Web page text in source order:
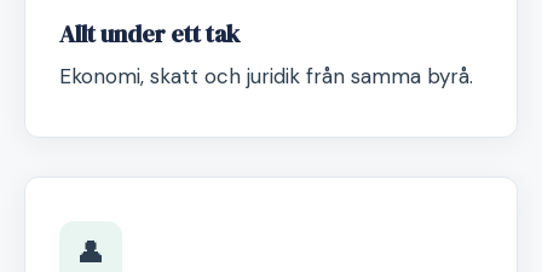
Allt under ett tak
Ekonomi, skatt och juridik från samma byrå.
👤